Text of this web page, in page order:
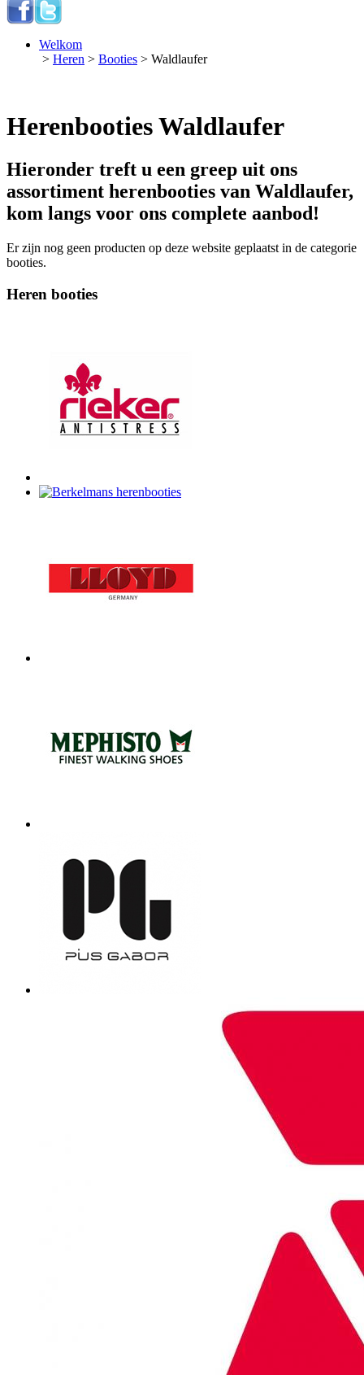
Welkom
> Heren > Booties > Waldlaufer
Herenbooties Waldlaufer
Hieronder treft u een greep uit ons
assortiment herenbooties van Waldlaufer,
kom langs voor ons complete aanbod!
Er zijn nog geen producten op deze website geplaatst in de categorie
booties.
Heren booties